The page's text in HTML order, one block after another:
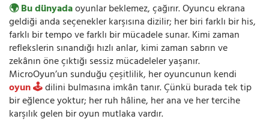
🌍 Bu dünyadaoyunlar beklemez, çağırır. Oyuncu ekrana
geldiği anda seçenekler karşısına dizilir; her biri farklı bir his,
farklı bir tempo ve farklı bir mücadele sunar. Kimi zaman
reflekslerin sınandığı hızlı anlar, kimi zaman sabrın ve
zekânın öne çıktığı sessiz mücadeleler yaşanır.
MicroOyun’un sunduğu çeşitlilik, her oyuncunun kendi
oyun 🕹️dilini bulmasına imkân tanır. Çünkü burada tek tip
bir eğlence yoktur; her ruh hâline, her ana ve her tercihe
karşılık gelen bir oyun mutlaka vardır.